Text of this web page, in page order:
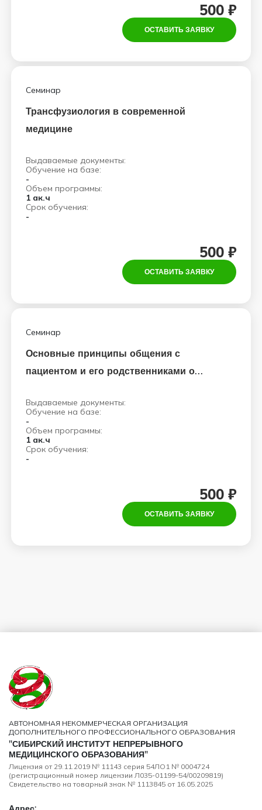
500 ₽
ОСТАВИТЬ ЗАЯВКУ
Семинар
Трансфузиология в современной
медицине
Выдаваемые документы:
Обучение на базе:
-
Объем программы:
1 ак.ч
Срок обучения:
-
500 ₽
ОСТАВИТЬ ЗАЯВКУ
Семинар
Основные принципы общения с
пациентом и его родственниками о
Выдаваемые документы:
Обучение на базе:
-
Объем программы:
1 ак.ч
Срок обучения:
-
500 ₽
ОСТАВИТЬ ЗАЯВКУ
АВТОНОМНАЯ НЕКОММЕРЧЕСКАЯ ОРГАНИЗАЦИЯ
ДОПОЛНИТЕЛЬНОГО ПРОФЕССИОНАЛЬНОГО ОБРАЗОВАНИЯ
"СИБИРСКИЙ ИНСТИТУТ НЕПРЕРЫВНОГО
МЕДИЦИНСКОГО ОБРАЗОВАНИЯ"
Лицензия от 29.11.2019 № 11143 серия 54ЛО1 № 0004724
(регистрационный номер лицензии Л035-01199-54/00209819)
Свидетельство на товарный знак № 1113845 от 16.05.2025